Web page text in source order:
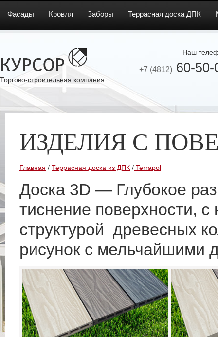
Фасады Кровля Заборы Террасная доска ДПК
Торгово-строительная компания
Наш
+7 (4812) 60-50-
ИЗДЕЛИЯ С
Главная / Террасная доска из ДПК / Terrapol
Доска 3D — Глубокое
тиснение поверхности,
структурой древесных
рисунок с мельчайшими